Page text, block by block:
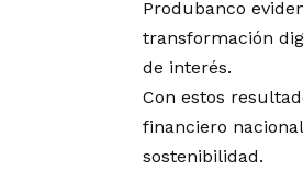
Produbanco
transformación
de interés.
Con estos
financiero
sostenibilidad.